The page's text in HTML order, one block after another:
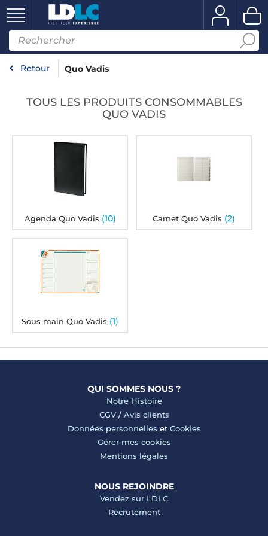
Retour Quo Vadis
TOUS LES PRODUITS CONSOMMABLES
QUO VADIS
Agenda Quo Vadis (10) Carnet Quo Vadis (2)
Sous main Quo Vadis (1)
QUI SOMMES NOUS ?
Notre Histoire
CGV/ Avis clients
Données personnelles et Cookies
Gérer mes cookies
Mentions légales
NOUS REJOINDRE
Vendez sur LDLC
Recrutement